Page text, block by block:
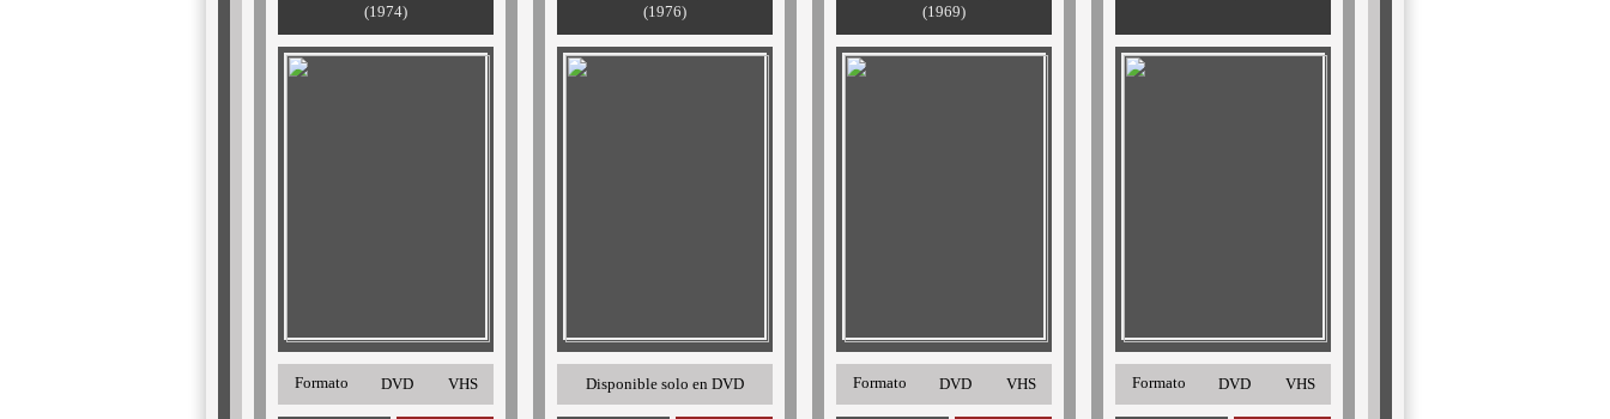
(1974)
Formato DVD VHS
(1976)
Disponible solo en DVD
(1969)
Formato DVD VHS Formato DVD VHS